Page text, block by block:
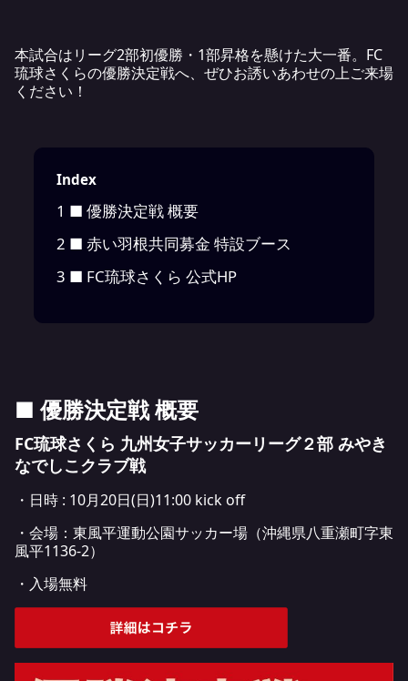
本試合はリーグ2部初優勝・1部昇格を懸けた大一番。FC
琉球さくらの優勝決定戦へ、ぜひお誘いあわせの上ご来場
ください！
Index
1 ■ 優勝決定戦 概要
2 ■ 赤い羽根共同募金 特設ブース
3 ■ FC琉球さくら 公式HP
■ 優勝決定戦 概要
FC琉球さくら 九州女子サッカーリーグ２部 みやき
なでしこクラブ戦
・日時 : 10月20日(日)11:00 kick off
・会場：東風平運動公園サッカー場（沖縄県八重瀬町字東
風平1136-2）
・入場無料